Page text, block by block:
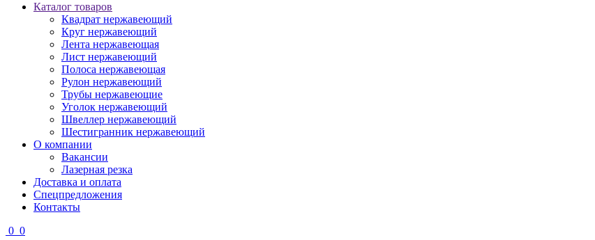
Каталог товаров
Квадрат нержавеющий
Круг нержавеющий
Лента нержавеющая
Лист нержавеющий
Полоса нержавеющая
Рулон нержавеющий
Трубы нержавеющие
Уголок нержавеющий
Швеллер нержавеющий
Шестигранник нержавеющий
О компании
Вакансии
Лазерная резка
Доставка и оплата
Спецпредложения
Контакты
0 0